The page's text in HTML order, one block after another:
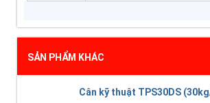
SẢN PHẨM KHÁC
Cân kỹ thuật TPS30DS